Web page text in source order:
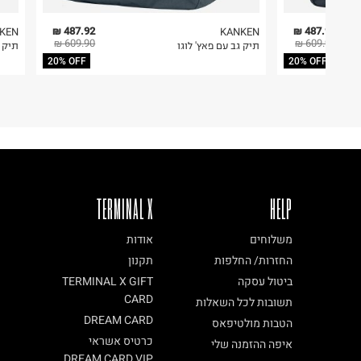
ביאליק 5, תל אביב.
ח.פ. 510963580
תיק
487.92 ₪
609.90 ₪
20% OFF
KANKEN
תיק גב עם פאץ' לוגו
487.92 ₪
609.90 ₪
20% OFF
TERMINAL X
אודות
תקנון
TERMINAL X GIFT
CARD
DREAM CARD
כרטיס אשראי
HELP
משלוחים
החזרות/ החלפות
ביטול עסקה
תשובות לכל השאלות
הטבות מולטיפאס
איפה ההזמנה שלי